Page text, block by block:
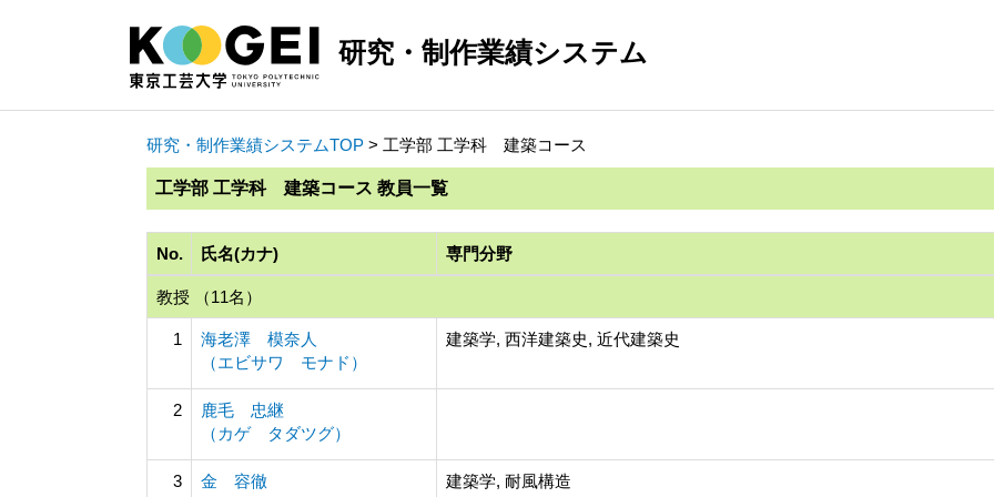
研究・制作業績システム
研究・制作業績システムTOP > 工学部 工学科 建築コース
工学部 工学科 建築コース 教員一覧
No. 氏名(カナ) 専門分野
教授 （11名）
1
海老澤 模奈人
（エビサワ モナド）
建築学, 西洋建築史, 近代建築史
2
鹿毛 忠継
（カゲ タダツグ）
3
金 容徹
建築学, 耐風構造